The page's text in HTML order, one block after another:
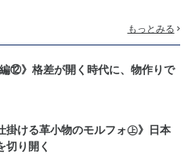
もっとみる
編⑫》格差が開く時代に、物作りで
掛ける革小物のモルフォ㊤》日本
切り開く